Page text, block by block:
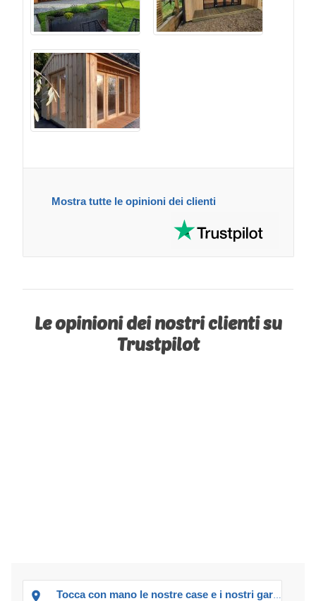
Mostra tutte le opinioni dei clienti
Le opinioni dei nostri clienti su
Trustpilot
Tocca con mano le nostre case e i nostri garage!